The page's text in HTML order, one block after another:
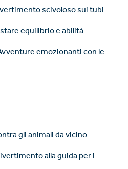
scivoloso sui tubi
equilibrio e abilità
emozionanti con le
gli animali da vicino
alla guida per i